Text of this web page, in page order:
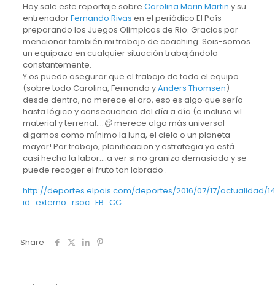
Hoy sale este reportaje sobre Carolina Marin Martin y su
entrenadorFernando Rivas en el periódico El País
preparando los Juegos Olimpicos de Rio. Gracias por
mencionar también mi trabajo de coaching. Sois-somos
un equipazo en cualquier situación trabajándolo
constantemente.
Y os puedo asegurar que el trabajo de todo el equipo
(sobre todo Carolina, Fernando yAnders Thomsen)
desde dentro, no merece el oro, eso es algo que sería
hasta lógico y consecuencia del día a día (e incluso vil
material y terrenal….😉merece algo más universal
digamos como mínimo la luna, el cielo o un planeta
mayor! Por trabajo, planificacion y estrategia ya está
casi hecha la labor….a ver si no graniza demasiado y se
puede recoger el fruto tan labrado .
http://deportes.elpais.com/deportes/2016/07/17/actualidad/
id_externo_rsoc=FB_CC
Share